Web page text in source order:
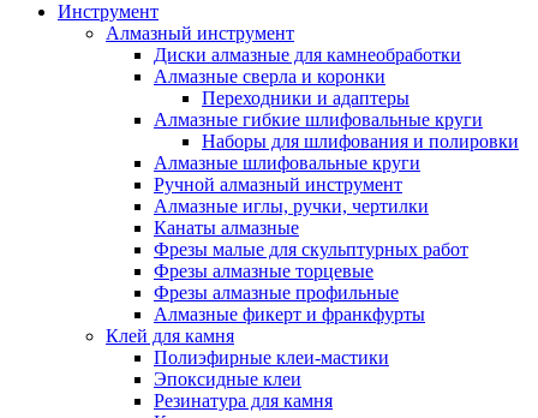
Инструмент
Алмазный инструмент
Диски алмазные для камнеобработки
Алмазные сверла и коронки
Переходники и адаптеры
Алмазные гибкие шлифовальные круги
Наборы для шлифования и полировки
Алмазные шлифовальные круги
Ручной алмазный инструмент
Алмазные иглы, ручки, чертилки
Канаты алмазные
Фрезы малые для скульптурных работ
Фрезы алмазные торцевые
Фрезы алмазные профильные
Алмазные фикерт и франкфурты
Клей для камня
Полиэфирные клеи-мастики
Эпоксидные клеи
Резинатура для камня